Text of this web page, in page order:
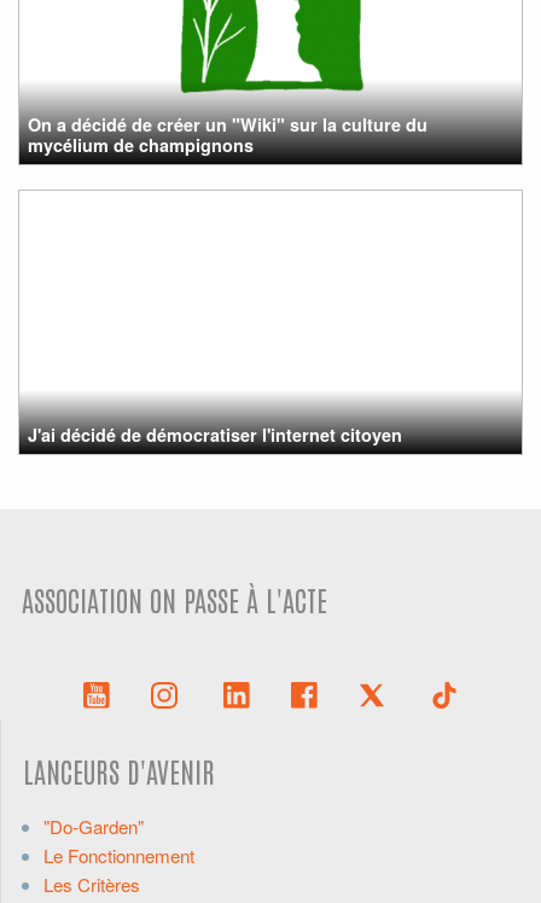
On a décidé de créer un "Wiki" sur la culture du
mycélium de champignons
J'ai décidé de démocratiser l'internet citoyen
ASSOCIATION ON PASSE À L'ACTE
LANCEURS D'AVENIR
"Do-Garden"
Le Fonctionnement
Les Critères